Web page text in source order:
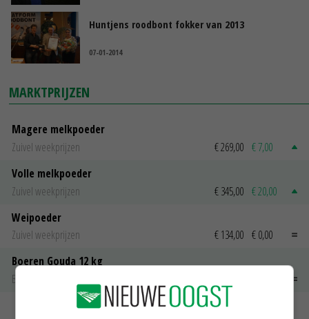
Huntjens roodbont fokker van 2013
07-01-2014
MARKTPRIJZEN
Magere melkpoeder
Zuivel weekprijzen
€ 269,00 € 7,00
Volle melkpoeder
Zuivel weekprijzen
€ 345,00 € 20,00
Weipoeder
Zuivel weekprijzen
€ 134,00 € 0,00
Boeren Gouda 12 kg
Boerenkaas
MEER MARKTPRIJZEN